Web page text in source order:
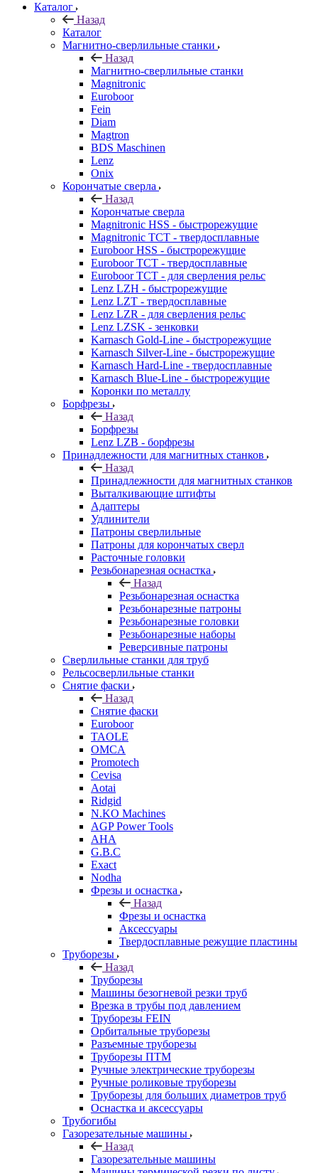
Каталог
Назад
Каталог
Магнитно-сверлильные станки
Назад
Магнитно-сверлильные станки
Magnitronic
Euroboor
Fein
Diam
Magtron
BDS Maschinen
Lenz
Onix
Корончатые сверла
Назад
Корончатые сверла
Magnitronic HSS - быстрорежущие
Magnitronic TCT - твердосплавные
Euroboor HSS - быстрорежущие
Euroboor TCT - твердосплавные
Euroboor TCT - для сверления рельс
Lenz LZH - быстрорежущие
Lenz LZT - твердосплавные
Lenz LZR - для сверления рельс
Lenz LZSK - зенковки
Karnasch Gold-Line - быстрорежущие
Karnasch Silver-Line - быстрорежущие
Karnasch Hard-Line - твердосплавные
Karnasch Blue-Line - быстрорежущие
Коронки по металлу
Борфрезы
Назад
Борфрезы
Lenz LZB - борфрезы
Принадлежности для магнитных станков
Назад
Принадлежности для магнитных станков
Выталкивающие штифты
Адаптеры
Удлинители
Патроны сверлильные
Патроны для корончатых сверл
Расточные головки
Резьбонарезная оснастка
Назад
Резьбонарезная оснастка
Резьбонарезные патроны
Резьбонарезные головки
Резьбонарезные наборы
Реверсивные патроны
Сверлильные станки для труб
Рельсосверлильные станки
Снятие фаски
Назад
Снятие фаски
Euroboor
TAOLE
OMCA
Promotech
Cevisa
Aotai
Ridgid
N.KO Machines
AGP Power Tools
AHA
G.B.C
Exact
Nodha
Фрезы и оснастка
Назад
Фрезы и оснастка
Аксессуары
Твердосплавные режущие пластины
Труборезы
Назад
Труборезы
Машины безогневой резки труб
Врезка в трубы под давлением
Труборезы FEIN
Орбитальные труборезы
Разъемные труборезы
Труборезы ПТМ
Ручные электрические труборезы
Ручные роликовые труборезы
Труборезы для больших диаметров труб
Оснастка и аксессуары
Трубогибы
Газорезательные машины
Назад
Газорезательные машины